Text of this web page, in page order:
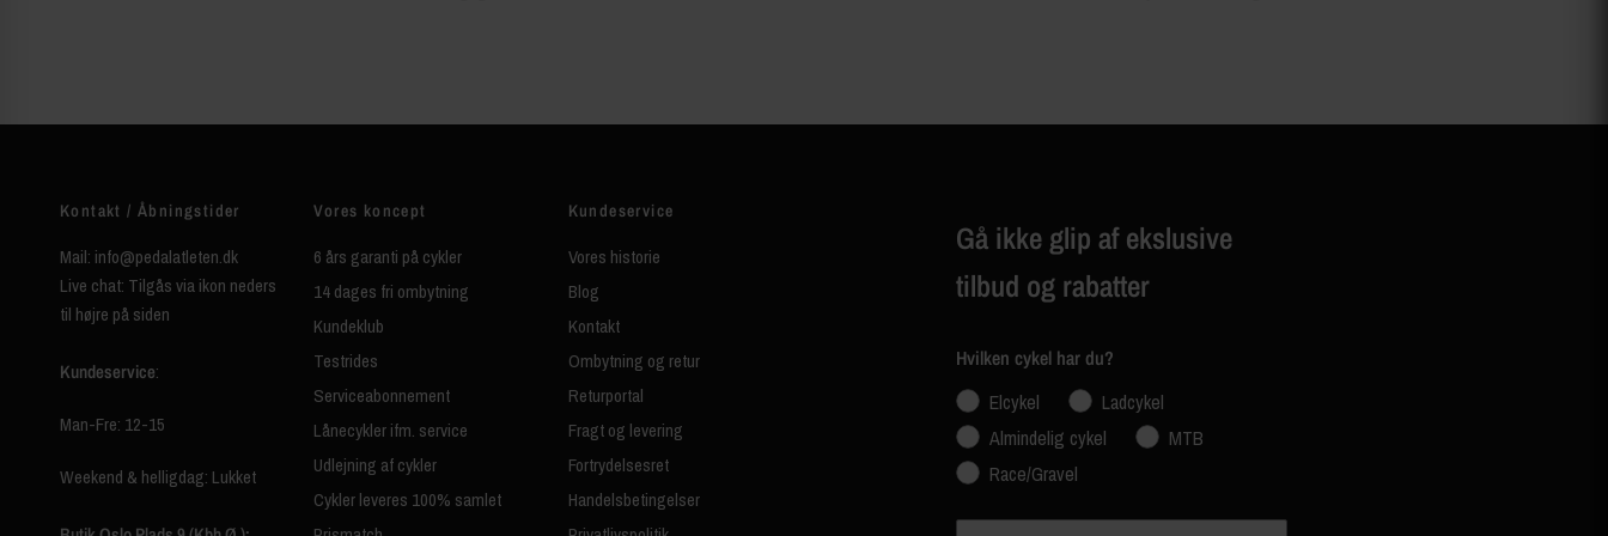
Kontakt / Åbningstider
Mail: info@pedalatleten.dk
Live chat: Tilgås via ikon neders
til højre på siden
Kundeservice:
Man-Fre: 12-15
Weekend & helligdag: Lukket
Vores koncept
6 års garanti på cykler
14 dages fri ombytning
Kundeklub
Testrides
Serviceabonnement
Lånecykler ifm. service
Udlejning af cykler
Cykler leveres 100% samlet
Kundeservice
Vores historie
Blog
Kontakt
Ombytning og retur
Returportal
Fragt og levering
Fortrydelsesret
Handelsbetingelser
Gå ikke glip af ekslusive
tilbud og rabatter
Hvilken cykel har du?
Elcykel
Ladcykel
Almindelig cykel
MTB
Race/Gravel